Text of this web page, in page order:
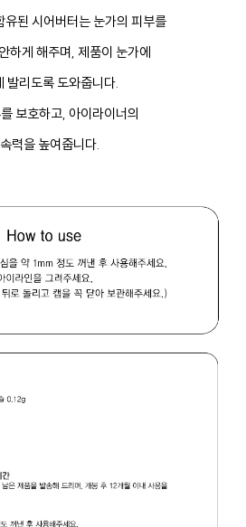
유된 시어버터는 눈가의 피부를
하게 해주며, 제품이 눈가에
발리도록 도와줍니다.
보호하고, 아이라이너의
력을 높여줍니다.